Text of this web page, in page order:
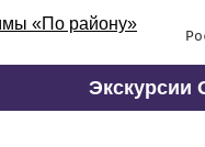
Экскурсии